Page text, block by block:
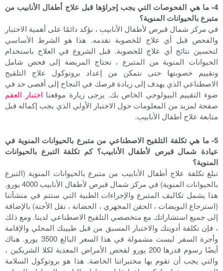
4- ما هي الفحوصات التي يجب إجراؤها قبل علاج أطفال الأنابيب من
متبرع بالحيوانات المنوية؟
في مركز شمال قبرص لأطفال الأنابيب ، نؤكد دائمًا على أهمية الاختبار
والفحص قبل أي علاج للخصوبة نقدمه. هذا هو الشرط الأساسي
لتحسين نتائج أي علاج للخصوبة. قبل الشروع في العلاج باستخدام
الحيوانات المنوية من المتبرع ، تحتاج المريضة إلى فحص شامل
وتقييم خصوبتها حتى نتمكن من إعداد بروتوكول علاج التلقيح
الاصطناعي الذي يهدف إلى زيادة فرصك في النجاح إلى أقصى حد في
ضوء التقييم البيولوجي الخاص بك. يرجى زيارة موقعنا اختبار العقم
صفحة لمزيد من المعلومات حول الاختبار الأولي الذي يجب إكماله قبل
متابعة علاج أطفال الأنابيب.
5- ما هي تكلفة التلقيح الاصطناعي من متبرع بالحيوانات المنوية في
عيادة شمال قبرص لأطفال الأنابيب؟ كم تكلفة التبرع بالحيوانات
المنوية؟
تبلغ تكلفة علاج أطفال الأنابيب من متبرع بالحيوانات المنوية (التبرع
بالحيوانات المنوية) في مركز شمال قبرص لأطفال الأنابيب 4000 يورو.
هذا يشمل تكاليف المتبرع والإجراءات الطبية التي ستتم في منشآتنا
(استرجاع البويضات ، الحقن المجهري ، الحضانة ، نقل الأجنة) بالإضافة
إلى جميع استشاراتك مع متخصصي التلقيح الاصطناعي لدينا. ومع ذلك
، فإن تكلفة أدويتك والاختبار المسبق من قبل طبيبك المحلي والإقامة
وأجرة السفر ليست مشمولة في هذا السعر البالغ 3500 يورو. هناك
أيضًا رسوم قدرها 200 يورو لفحص الأمراض المعدية لكلا الشريكين ،
والتي يجب أن تقوم بها مختبراتنا الخاصة. هذا هو بروتوكول السلامة